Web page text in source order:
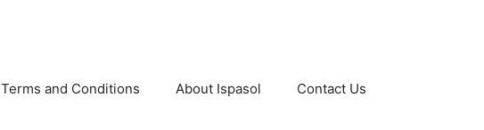
Terms and Conditions About Ispasol Contact Us